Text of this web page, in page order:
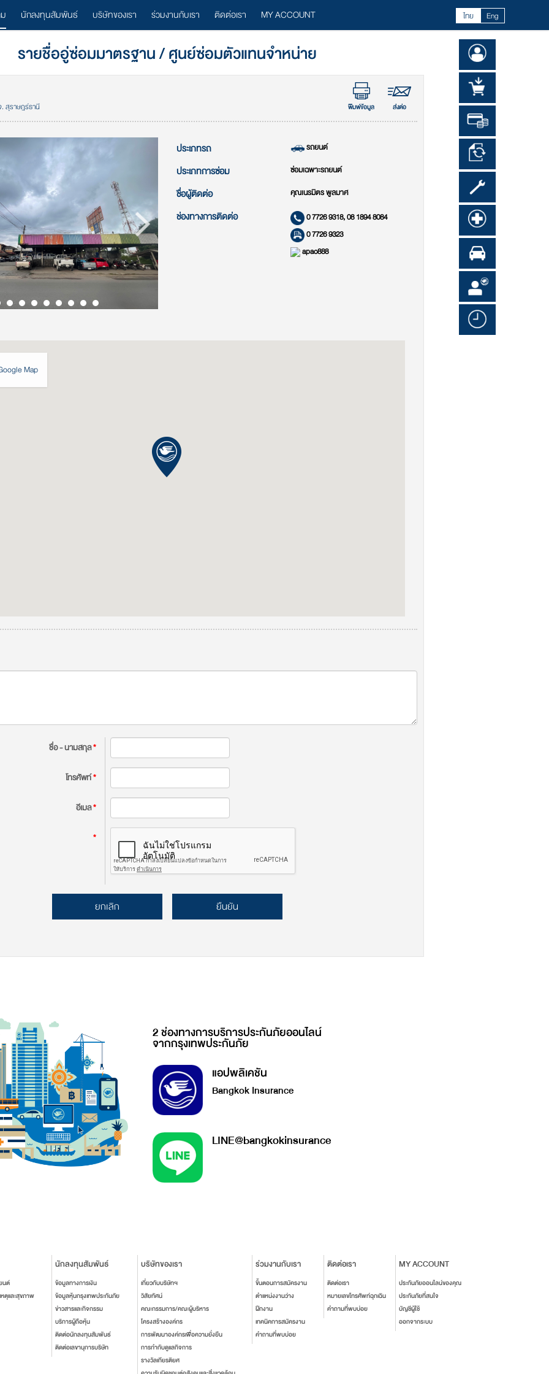
นักลงทุนสัมพันธ์ บริษัทของเรา ร่วมงานกับเรา ติดต่อเรา MY ACCOUNT ไทย Eng
รายชื่ออู่ซ่อมมาตรฐาน / ศูนย์ซ่อมตัวแทนจำหน่าย
สุราษฎร์ธานี พิมพ์ข้อมูล ส่งต่อ
ประเภทรถ รถยนต์
ประเภทการซ่อม ซ่อมเฉพาะรถยนต์
ชื่อผู้ติดต่อ คุณเนรมิตร พูลมาศ
ช่องทางการติดต่อ
0 7726 9318, 08 1894 8084
0 7726 9323
apao888
Map
ชื่อ - นามสกุล*
โทรศัพท์*
อีเมล*
*
ยกเลิก ยืนยัน
2 ช่องทางการบริการประกันภัยออนไลน์
จากกรุงเทพประกันภัย
แอปพลิเคชัน
Bangkok Insurance
LINE@bangkokinsurance
นต์
ตุและสุขภาพ
นักลงทุนสัมพันธ์
ข้อมูลทางการเงิน
ข้อมูลหุ้นกรุงเทพประกันภัย
ข่าวสารและกิจกรรม
บริการผู้ถือหุ้น
ติดต่อนักลงทุนสัมพันธ์
ติดต่อเลขานุการบริษัท
บริษัทของเรา
เกี่ยวกับบริษัทฯ
วิสัยทัศน์
คณะกรรมการ/คณะผู้บริหาร
โครงสร้างองค์กร
การพัฒนาองค์กรเพื่อความยั่งยืน
การกำกับดูแลกิจการ
รางวัลเกียรติยศ
ร่วมงานกับเรา
ขั้นตอนการสมัครงาน
ตำแหน่งงานว่าง
ฝึกงาน
เทคนิคการสมัครงาน
คำถามที่พบบ่อย
ติดต่อเรา
ติดต่อเรา
หมายเลขโทรศัพท์ฉุกเฉิน
คำถามที่พบบ่อย
MY ACCOUNT
ประกันภัยออนไลน์ของคุณ
ประกันภัยที่สนใจ
บัญชีผู้ใช้
ออกจากระบบ